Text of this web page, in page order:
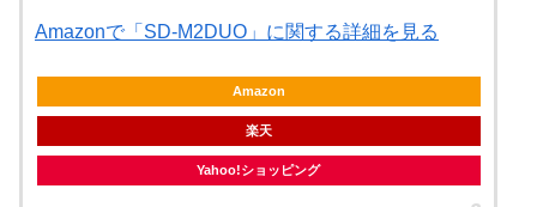
Amazonで「SD-M2DUO」に関する詳細を見る
Amazon
楽天
Yahoo!ショッピング